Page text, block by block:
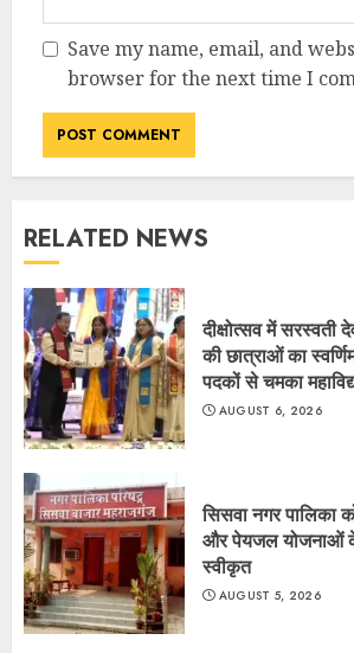
Save my name, email, and
browser for the next time I
RELATED NEWS
दीक्षोत्सव में सरस्वती
की छात्राओं का
पदकों से चमका
AUGUST 6, 2026
सिसवा नगर पालिका
और पेयजल योजनाओं
स्वीकृत
AUGUST 5, 2026